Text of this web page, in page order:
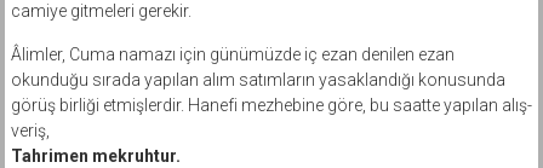
camiye gitmeleri gerekir.
Âlimler, Cuma namazı için günümüzde iç ezan denilen ezan
okunduğu sırada yapılan alım satımların yasaklandığı konusunda
görüş birliği etmişlerdir. Hanefi mezhebine göre, bu saatte yapılan alış-
veriş,
Tahrimen mekruhtur.